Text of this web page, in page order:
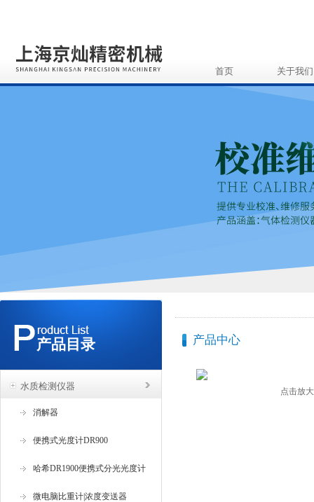
首页 关于我们
产品目录
水质检测仪器
消解器
便携式光度计DR900
哈希DR1900便携式分光光度计
微电脑比重计|浓度变送器
产品中心
点击放大